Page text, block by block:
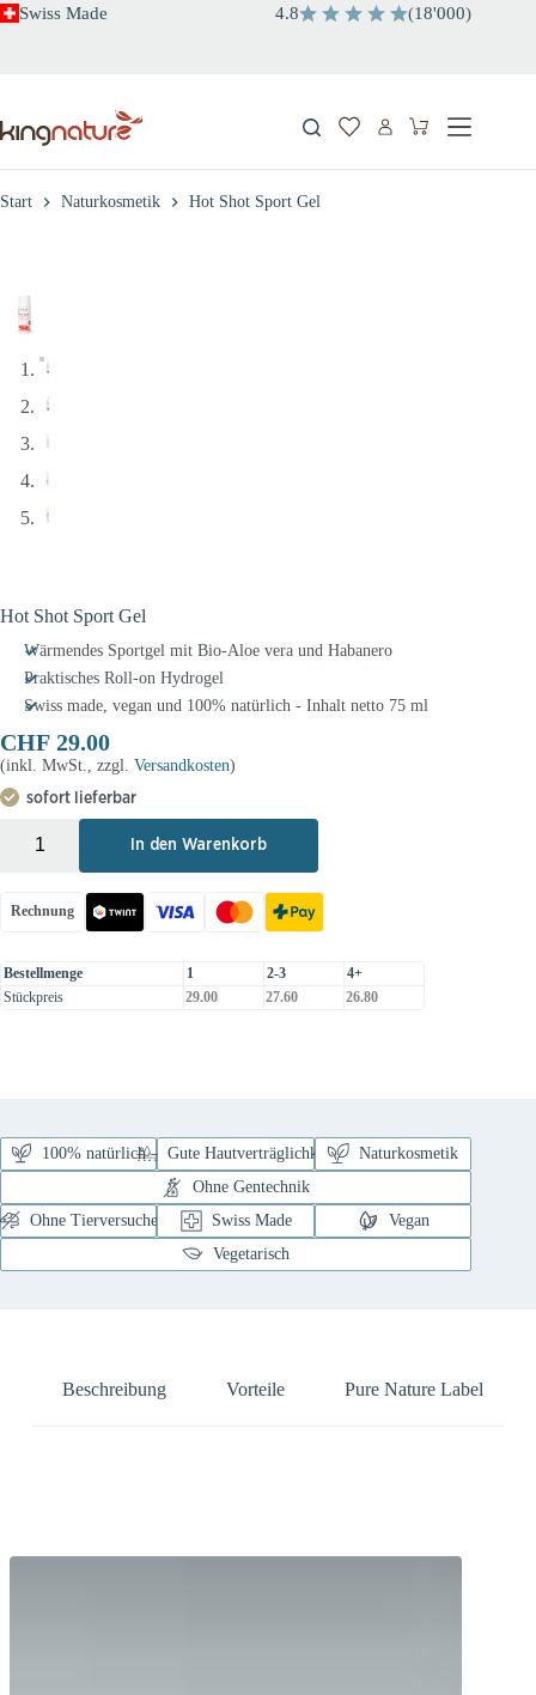
ZumSwiss Made 4.8 (18'000)
Warenkorb
Start Naturkosmetik Hot Shot Sport Gel
Hot Shot Sport Gel
Wärmendes Sportgel mit Bio-Aloe vera und Habanero
Praktisches Roll-on Hydrogel
Swiss made, vegan und 100% natürlich - Inhalt netto 75 ml
CHF 29.00
(inkl. MwSt., zzgl. Versandkosten)
sofort lieferbar
In den Warenkorb
Rechnung
Bestellmenge 1 2-3
4+
Stückpreis
29.00 27.60 26.80
100% natürlich Gute Hautverträglichkeit
Naturkosmetik
Ohne Gentechnik
Ohne Tierversuche
Swiss Made
Vegan
Vegetarisch
Beschreibung Vorteile Pure Nature Label